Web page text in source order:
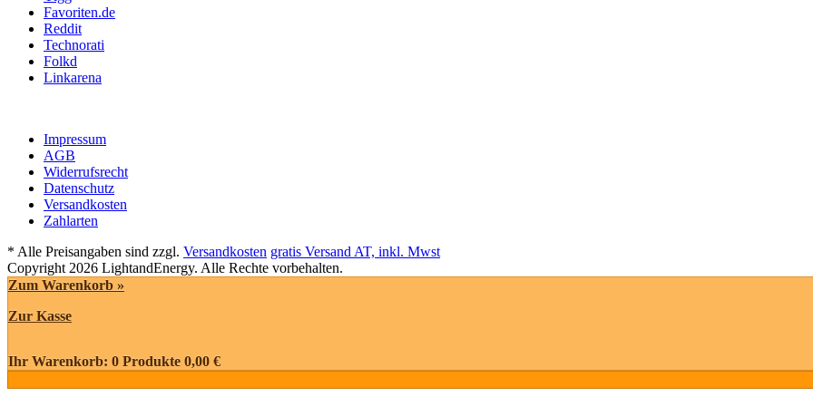
Favoriten.de
Reddit
Technorati
Folkd
Linkarena
Impressum
AGB
Widerrufsrecht
Datenschutz
Versandkosten
Zahlarten
* Alle Preisangaben sind zzgl. Versandkosten gratis Versand AT, inkl. Mwst
Copyright 2026 LightandEnergy. Alle Rechte vorbehalten.
Zum Warenkorb »
Zur Kasse
Ihr Warenkorb: 0 Produkte 0,00 €